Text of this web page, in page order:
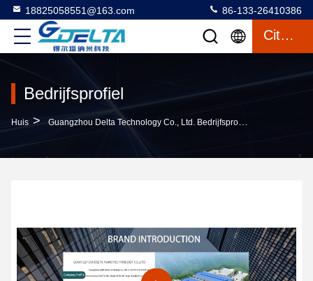
18825058551@163.com 86-133-26410386
Citaat
Bedrijfsprofiel
Huis > Guangzhou Delta Technology Co., Ltd. Bedrijfsprofiel